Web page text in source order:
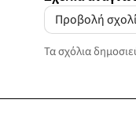
Προβολή
Τα σχόλια